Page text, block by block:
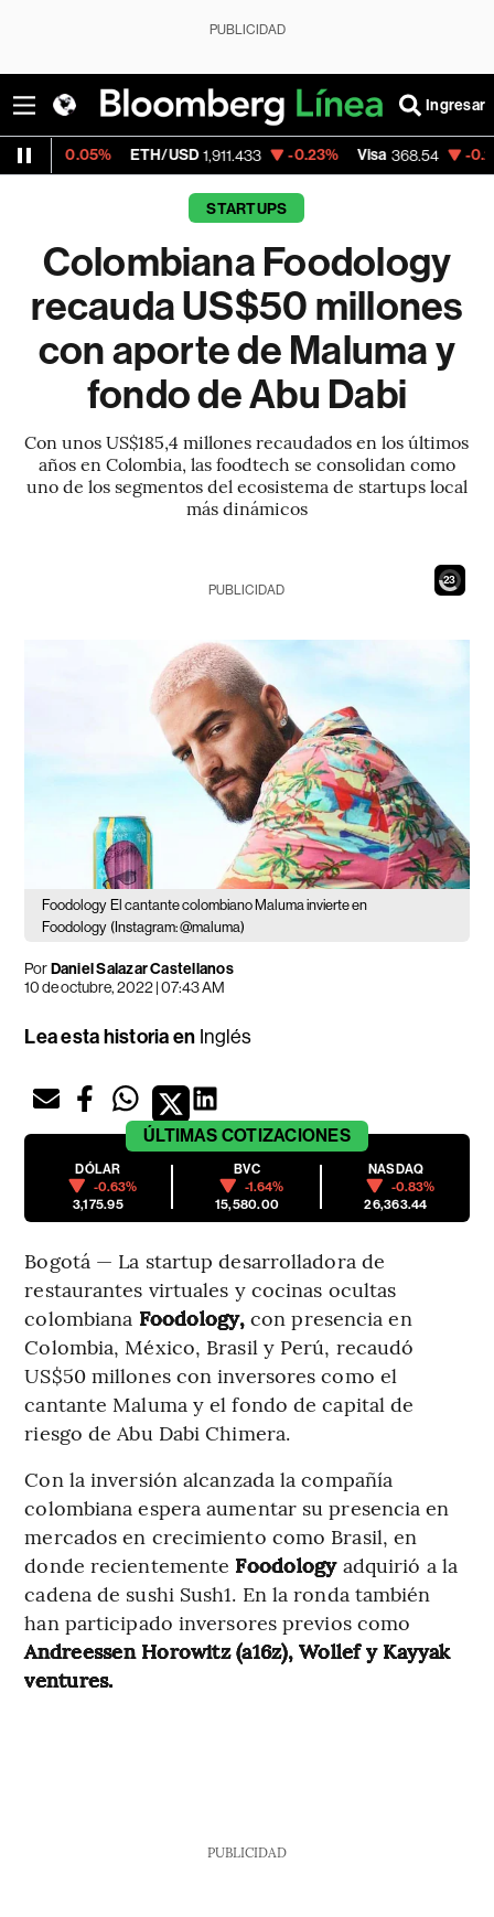
PUBLICIDAD
Ingresar
ETH/USD 1,911.433 -0.23% Visa 368.54 -0.28%
STARTUPS
Colombiana Foodology
recauda US$50 millones
con aporte de Maluma y
fondo de Abu Dabi
Con unos US$185,4 millones recaudados en los últimos
años en Colombia, las foodtech se consolidan como
uno de los segmentos del ecosistema de startups local
más dinámicos
21
PUBLICIDAD
Foodology El cantante colombiano Maluma invierte en
Foodology (Instagram: @maluma)
PorDaniel Salazar Castellanos
10 de octubre, 2022 | 07:43 AM
Lea esta historia en Inglés
ÚLTIMAS COTIZACIONES
DÓLAR
-0.63%
3,175.95
BVC
-1.64%
15,580.00
NASDAQ
-0.83%
26,363.44
Bogotá — La startup desarrolladora de
restaurantes virtuales y cocinas ocultas
colombiana Foodology,con presencia en
Colombia, México, Brasil y Perú, recaudó
US$50 millones con inversores como el
cantante Maluma y el fondo de capital de
riesgo de Abu Dabi Chimera.
Con la inversión alcanzada la compañía
colombiana espera aumentar su presencia en
mercados en crecimiento como Brasil, en
donde recientemente Foodologyadquirió a la
cadena de sushi Sush1. En la ronda también
han participado inversores previos como
Andreessen Horowitz (a16z), Wollef y Kayyak
ventures.
PUBLICIDAD